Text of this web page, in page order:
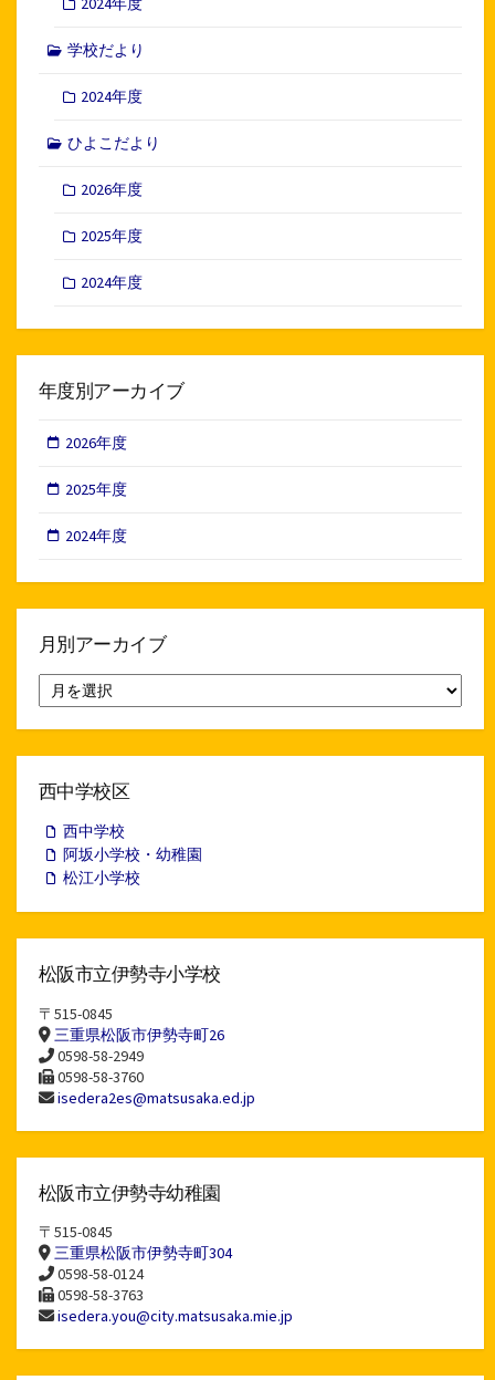
学校だより
2024年度
ひよこだより
2026年度
2025年度
2024年度
年度別アーカイブ
2026年度
2025年度
2024年度
月別アーカイブ
別
ア
イ
西中学校区
西中学校
阿坂小学校・幼稚園
松江小学校
松阪市立伊勢寺小学校
〒515-0845
三重県松阪市伊勢寺町26
0598-58-2949
0598-58-3760
isedera2es@matsusaka.ed.jp
松阪市立伊勢寺幼稚園
〒515-0845
三重県松阪市伊勢寺町304
0598-58-0124
0598-58-3763
isedera.you@city.matsusaka.mie.jp